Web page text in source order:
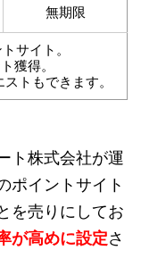
無期限
サイト。
獲得。
トもできます。
ト株式会社が運
ポイントサイト
を売りにしてお
が高めに設定さ